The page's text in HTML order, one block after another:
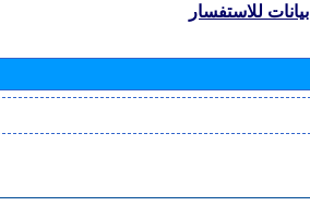
بيانات للاستفسار